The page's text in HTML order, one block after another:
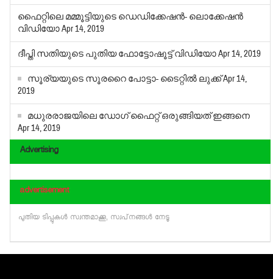
ഫൈറ്റിലെ മമ്മൂട്ടിയുടെ ഡെഡിക്കേഷന്‍- ലൊക്കേഷന്‍
വിഡിയോApr 14, 2019
ദീപ്തി സതിയുടെ പുതിയ ഫോട്ടോഷൂട്ട് വിഡിയോApr 14, 2019
സൂര്യയുടെ സൂരറൈ പോട്ടാ- ടൈറ്റില്‍ ലുക്ക്Apr 14,
2019
മധുരരാജയിലെ ഡോഗ് ഫൈറ്റ് ഒരുങ്ങിയത് ഇങ്ങനെ
Apr 14, 2019
Advertising
advertisement
പുതിയ ടിപ്പുകള്‍ സ്വന്തമാക്കൂ, സ്വപ്‌നങ്ങള്‍ നേടൂ